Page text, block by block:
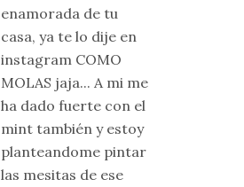
enamorada de tu
casa, ya te lo dije en
instagram COMO
MOLAS jaja... A mi me
ha dado fuerte con el
mint también y estoy
planteandome pintar
las mesitas de ese